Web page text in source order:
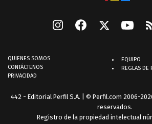
QUIENES SOMOS
CONTÁCTENOS
PRIVACIDAD
EQUIPO
REGLAS DE
442 - Editorial Perfil S.A. | © Perfil.com 2006-
reservados.
Registro de la propiedad intelectual